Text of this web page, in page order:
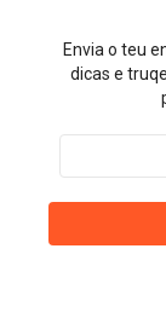
Envia o teu
dicas e
Endereço
email